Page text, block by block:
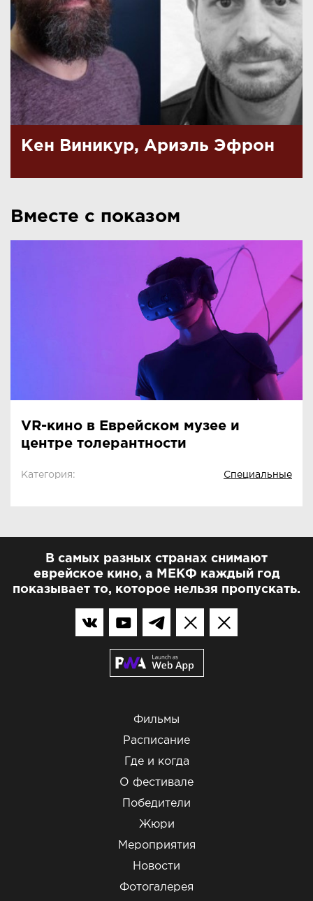
Кен Виникур, Ариэль Эфрон
Вместе с показом
VR-кино в Еврейском музее и
центре толерантности
Категория: Специальные
В самых разных странах снимают
еврейское кино, а МЕКФ каждый год
показывает то, которое нельзя пропускать.
Фильмы
Расписание
Где и когда
О фестивале
Победители
Жюри
Мероприятия
Новости
Фотогалерея